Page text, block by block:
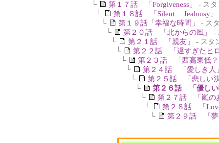
└
第１７話 「Forgiveness」
- ス
└
第１８話 「Silent Jealousy」
└
第１９話「幸福な時間」
- ス
└
第２０話 「北からの風」
-
└
第２１話 「親友」
- スタ
└
第２２話 「遅すぎたヒ
└
第２３話 「西高東低
└
第２４話 「愛しき人
└
第２５話 「悲しい
└
第２６話 「優しい
└
第２７話 「嵐の
└
第２８話 「
└
第２９話 「夢